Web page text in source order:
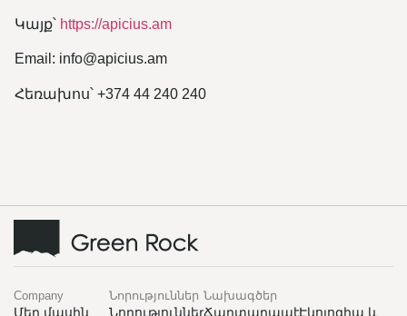
Կայք՝ https://apicius.am
Email: info@apicius.am
Հեռախոս՝ +374 44 240 240
Company
Մեր մասին
Նորություններ
Նորություններ
Նախագծեր
Ճարտարապետություն
Էկոլոգիա և